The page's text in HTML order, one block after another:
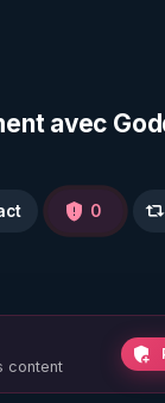
avec
0
content